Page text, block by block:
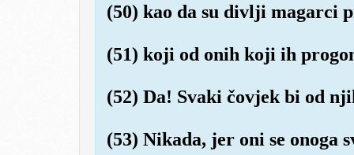
(50) kao da su divlji magarci
(51) koji od onih koji ih
(52) Da! Svaki čovjek bi od
(53) Nikada, jer oni se onoga